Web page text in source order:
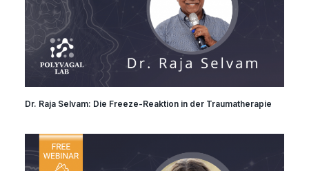
Dr. Raja Selvam: Die Freeze-Reaktion in der Traumatherapie